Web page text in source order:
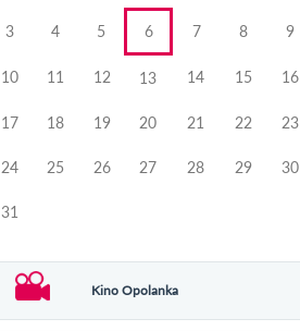
3 4 5 6 7 8 9
10 11 12 13 14 15 16
17 18 19 20 21 22 23
24 25 26 27 28 29 30
31
Kino Opolanka